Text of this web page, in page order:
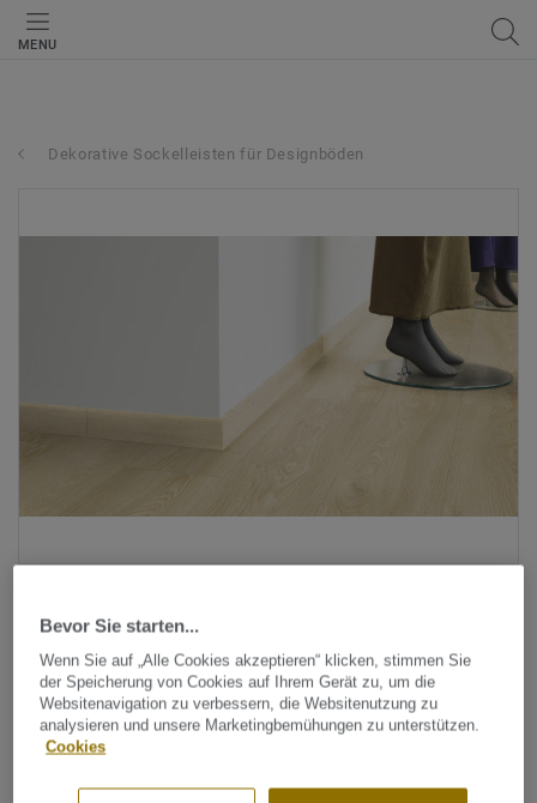
MENU
Dekorative Sockelleisten für Designböden
Alle Designs anzeigen (200)
Bevor Sie starten...
Wenn Sie auf „Alle Cookies akzeptieren“ klicken, stimmen Sie
der Speicherung von Cookies auf Ihrem Gerät zu, um die
Websitenavigation zu verbessern, die Websitenutzung zu
analysieren und unsere Marketingbemühungen zu unterstützen.
Cookies